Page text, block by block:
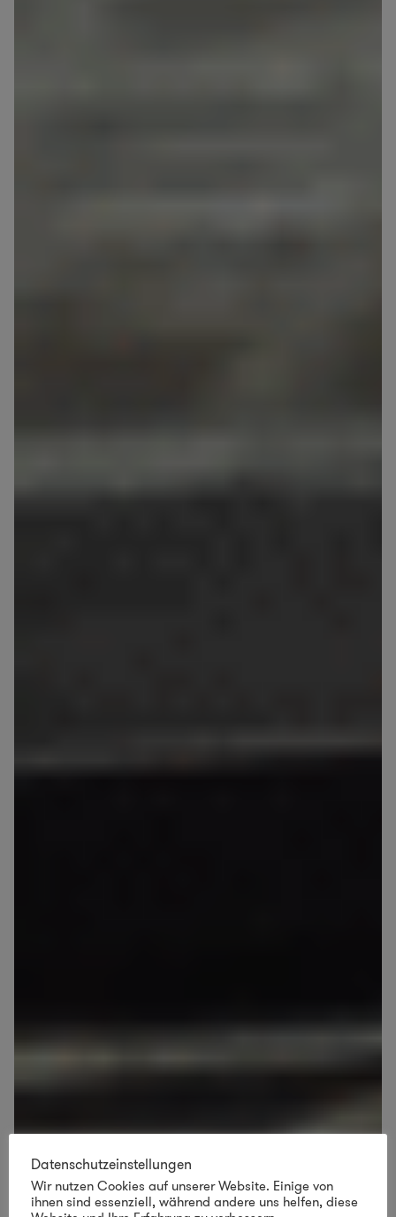
Datenschutzeinstellungen
Wir nutzen Cookies auf unserer Website. Einige von
ihnen sind essenziell, während andere uns helfen, diese